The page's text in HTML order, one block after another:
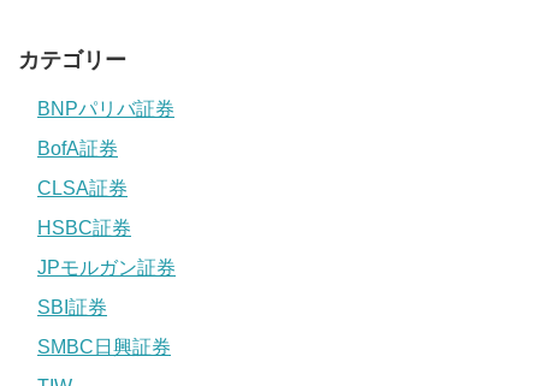
カテゴリー
BNPパリバ証券
BofA証券
CLSA証券
HSBC証券
JPモルガン証券
SBI証券
SMBC日興証券